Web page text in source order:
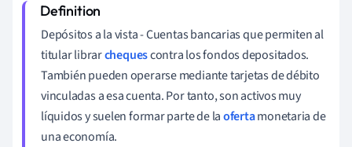
Depósitos a la vista - Cuentas bancarias que permiten al
titular librarchequescontra los fondos depositados.
También pueden operarse mediante tarjetas de débito
vinculadas a esa cuenta. Por tanto, son activos muy
líquidos y suelen formar parte de laofertamonetaria de
una economía.